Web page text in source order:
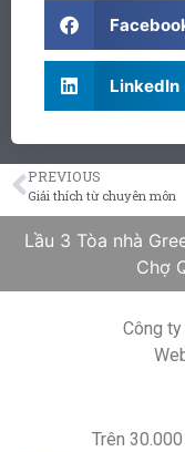
LinkedIn
PREVIOUS
Giải thích từ chuyên môn
Lầu 3 Tòa nhà
Chợ
Công
Trên